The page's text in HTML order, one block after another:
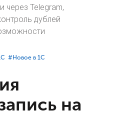
через Telegram,
дублей
#⁣Новое в 1С
на